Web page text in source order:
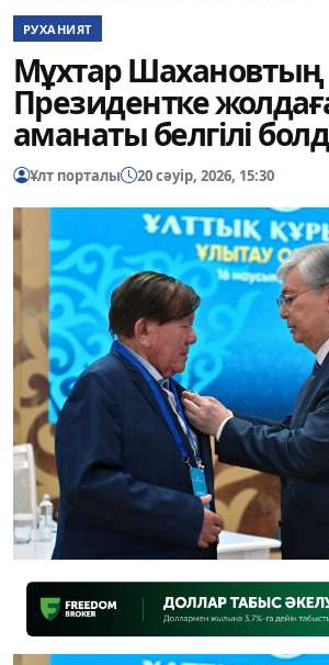
РУХАНИЯТ
Мұхтар Шахановтың
Президентке
аманаты белгілі
Ұлт порталы 20 сәуір, 2026, 15:30